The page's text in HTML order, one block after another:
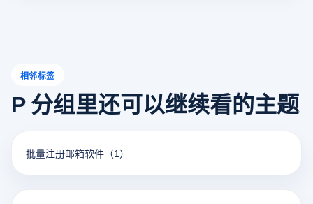
相邻标签
P 分组里还可以继续看的主题
批量注册邮箱软件 （1）